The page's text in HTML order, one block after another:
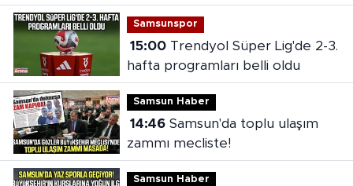
Samsunspor
15:00Trendyol Süper Lig'de 2-3.
hafta programları belli oldu
Samsun Haber
14:46Samsun'da toplu ulaşım
zammı mecliste!
Samsun Haber